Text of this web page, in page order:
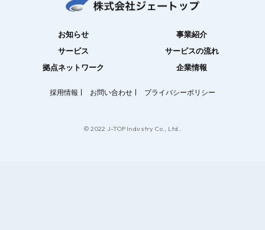
お知らせ
事業紹介
サービス
サービスの流れ
拠点ネットワーク
企業情報
採用情報 お問い合わせ プライバシーポリシー
© 2022 J-TOP Industry Co., Ltd..